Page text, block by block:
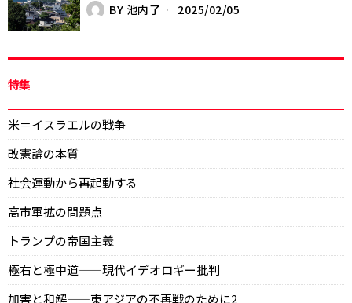
BY 池内了 2025/02/05
特集
米＝イスラエルの戦争
改憲論の本質
社会運動から再起動する
高市軍拡の問題点
トランプの帝国主義
極右と極中道——現代イデオロギー批判
加害と和解——東アジアの不再戦のために2